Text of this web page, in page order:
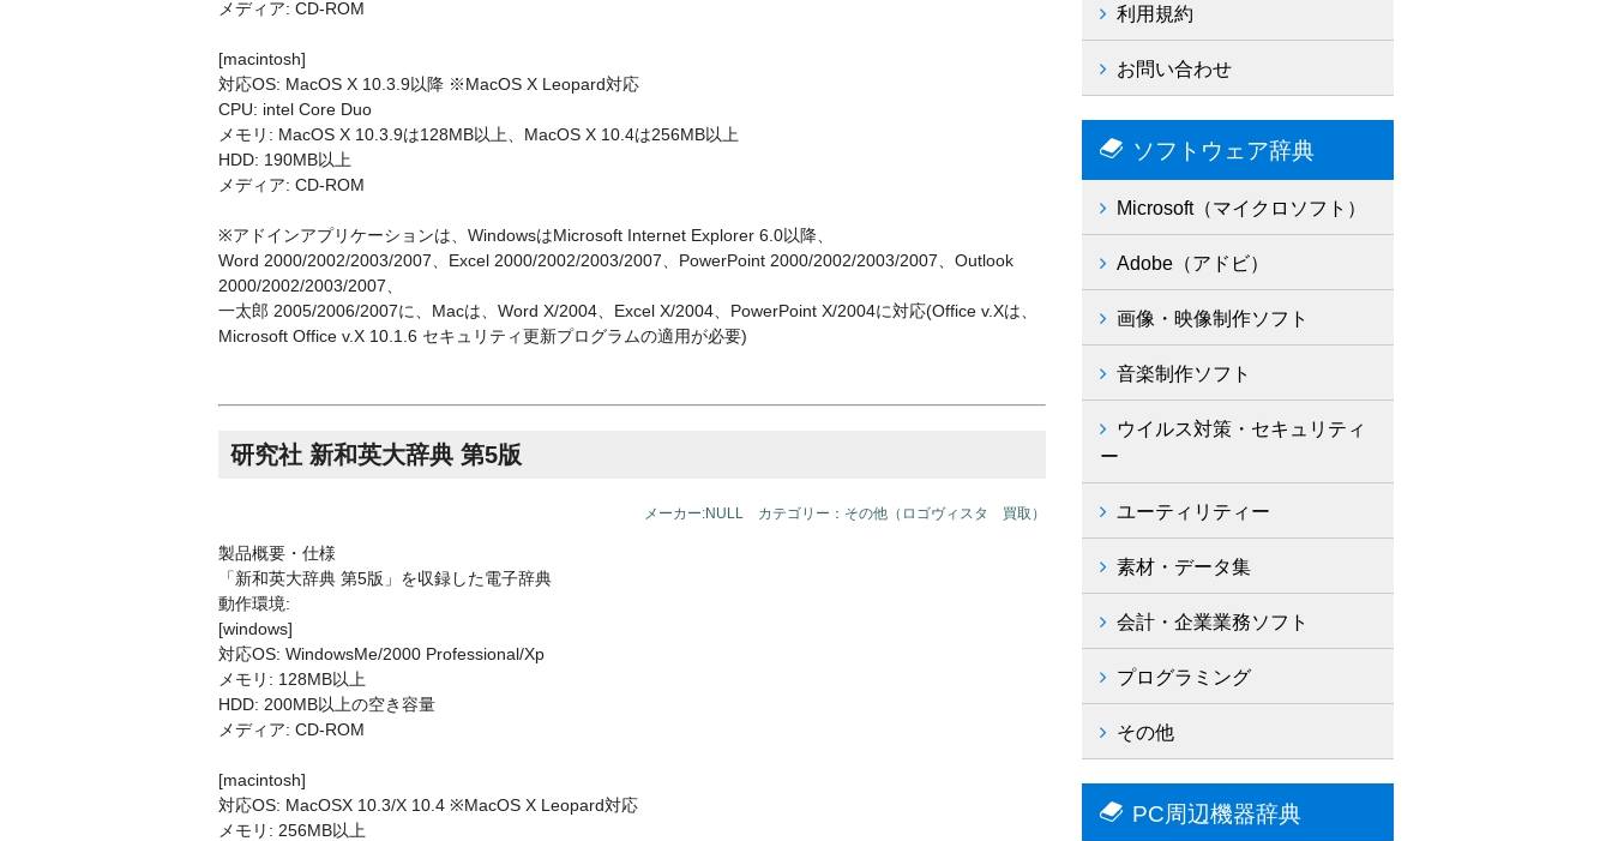
メディア: CD-ROM
[macintosh]
対応OS: MacOS X 10.3.9以降 ※MacOS X Leopard対応
CPU: intel Core Duo
メモリ: MacOS X 10.3.9は128MB以上、MacOS X 10.4は256MB以上
HDD: 190MB以上
メディア: CD-ROM
※アドインアプリケーションは、WindowsはMicrosoft Internet Explorer 6.0以降、
Word 2000/2002/2003/2007、Excel 2000/2002/2003/2007、PowerPoint 2000/2002/2003/2007、Outlook
2000/2002/2003/2007、
一太郎 2005/2006/2007に、Macは、Word X/2004、Excel X/2004、PowerPoint X/2004に対応(Office v.Xは、
Microsoft Office v.X 10.1.6 セキュリティ更新プログラムの適用が必要)
研究社 新和英大辞典 第5版
メーカー:NULL カテゴリー：その他（ロゴヴィスタ 買取）
製品概要・仕様
「新和英大辞典 第5版」を収録した電子辞典
動作環境:
[windows]
対応OS: WindowsMe/2000 Professional/Xp
メモリ: 128MB以上
HDD: 200MB以上の空き容量
メディア: CD-ROM
[macintosh]
対応OS: MacOSX 10.3/X 10.4 ※MacOS X Leopard対応
メモリ: 256MB以上
利用規約
お問い合わせ
ソフトウェア辞典
Microsoft（マイクロソフト）
Adobe（アドビ）
画像・映像制作ソフト
音楽制作ソフト
ウイルス対策・セキュリティ
ー
ユーティリティー
素材・データ集
会計・企業業務ソフト
プログラミング
その他
PC周辺機器辞典